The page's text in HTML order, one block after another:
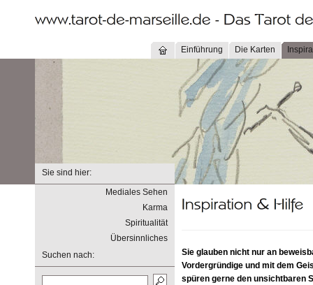
Einführung Die Karten
Sie sind hier:
Mediales Sehen
Karma
Spiritualität
Übersinnliches
Suchen nach:
Sie glauben nicht nur an
Vordergründige und mit dem
spüren gerne den unsichtbaren